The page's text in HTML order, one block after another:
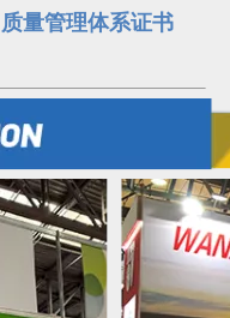
质量管理体系证书